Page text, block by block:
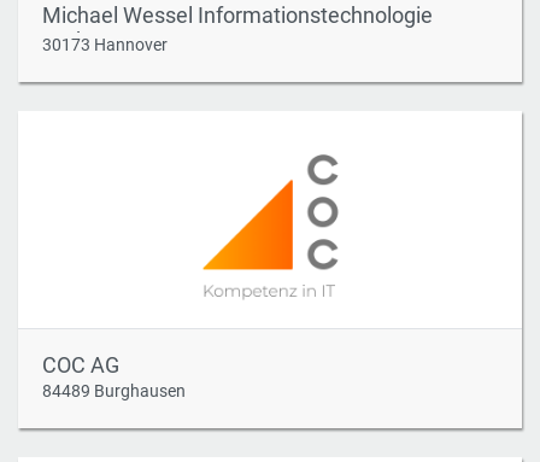
Michael Wessel Informationstechnologie
GmbH
30173 Hannover
COC AG
84489 Burghausen